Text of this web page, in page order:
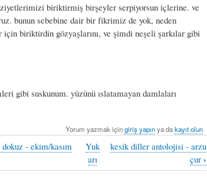
biriktirmiş birşeyler serpiyorsun içlerine. ve
bunun sebebine dair bir fikrimiz de yok, neden
için biriktirdin gözyaşlarını, ve şimdi neşeli şarkılar gibi
gibi suskunum. yüzünü ıslatamayan damlaları
Yorum yazmak içingiriş yapınya dakayıt olun
dokuz - ekim/kasım
Yuk
arı
kesik diller antolojisi - arzu
çur ›